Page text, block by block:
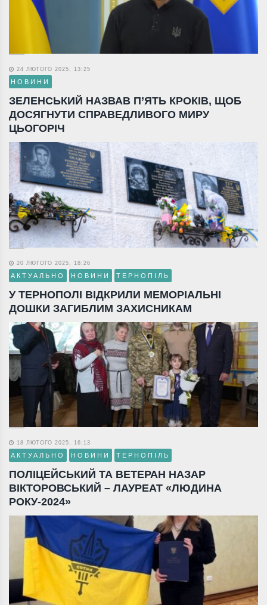
24 ЛЮТОГО 2025, 13:25
НОВИНИ
ЗЕЛЕНСЬКИЙ НАЗВАВ П’ЯТЬ КРОКІВ, ЩОБ
ДОСЯГНУТИ СПРАВЕДЛИВОГО МИРУ
ЦЬОГОРІЧ
20 ЛЮТОГО 2025, 18:26
АКТУАЛЬНО НОВИНИ ТЕРНОПІЛЬ
У ТЕРНОПОЛІ ВІДКРИЛИ МЕМОРІАЛЬНІ
ДОШКИ ЗАГИБЛИМ ЗАХИСНИКАМ
18 ЛЮТОГО 2025, 16:13
АКТУАЛЬНО НОВИНИ ТЕРНОПІЛЬ
ПОЛІЦЕЙСЬКИЙ ТА ВЕТЕРАН НАЗАР
ВІКТОРОВСЬКИЙ – ЛАУРЕАТ «ЛЮДИНА
РОКУ-2024»